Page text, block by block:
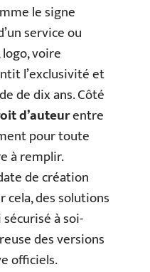
le signe
service ou
voire
l’exclusivité et
de dix ans. Côté
d’auteurentre
pour toute
à remplir.
de création
cela, des solutions
à soi-
des versions
officiels.